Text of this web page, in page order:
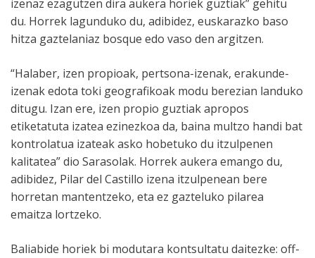
izenaz ezagutzen dira aukera horiek guztiak” gehitu
du. Horrek lagunduko du, adibidez, euskarazko baso
hitza gaztelaniaz bosque edo vaso den argitzen.
“Halaber, izen propioak, pertsona-izenak, erakunde-
izenak edota toki geografikoak modu berezian landuko
ditugu. Izan ere, izen propio guztiak apropos
etiketatuta izatea ezinezkoa da, baina multzo handi bat
kontrolatua izateak asko hobetuko du itzulpenen
kalitatea” dio Sarasolak. Horrek aukera emango du,
adibidez, Pilar del Castillo izena itzulpenean bere
horretan mantentzeko, eta ez gazteluko pilarea
emaitza lortzeko.
Baliabide horiek bi modutara kontsultatu daitezke: off-